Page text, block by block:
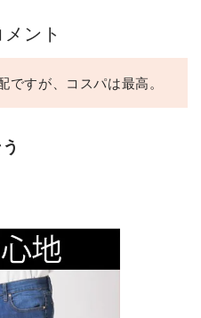
ント
すが、コスパは最高。